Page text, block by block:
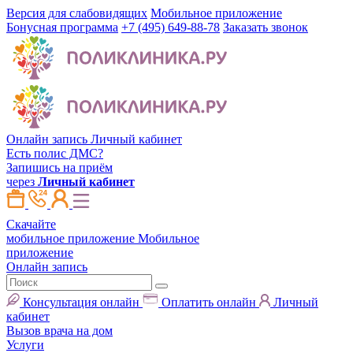
Версия для слабовидящих Мобильное приложение
Бонусная программа +7 (495) 649-88-78 Заказать звонок
Онлайн запись Личный кабинет
Есть полис ДМС?
Запишись на приём
через Личный кабинет
Скачайте
мобильное приложение Мобильное
приложение
Онлайн запись
Консультация онлайн Оплатить онлайн
Личный
кабинет
Вызов врача на дом
Услуги